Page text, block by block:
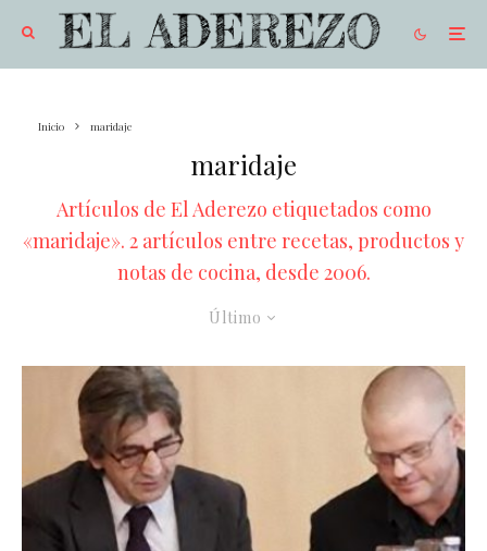
Inicio maridaje
maridaje
Artículos de El Aderezo etiquetados como
«maridaje». 2 artículos entre recetas, productos y
notas de cocina, desde 2006.
Último